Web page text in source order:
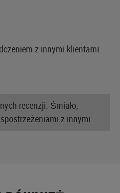
z innymi klientami.
recenzji. Śmiało,
z innymi.